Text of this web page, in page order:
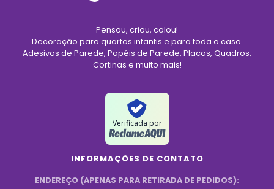
Pensou, criou, colou!
Decoração para quartos infantis e para toda a casa.
Adesivos de Parede, Papéis de Parede, Placas, Quadros,
Cortinas e muito mais!
Verificada por
INFORMAÇÕES DE CONTATO
ENDEREÇO (APENAS PARA RETIRADA DE PEDIDOS):